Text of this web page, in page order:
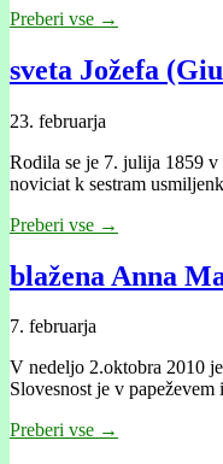
Preberi vse →
sveta Jožefa
23. februarja
Rodila se je 7. julija 1859 v
noviciat k sestram
Preberi vse →
blažena Anna
7. februarja
V nedeljo 2.oktobra 2010
Slovesnost je v
Preberi vse →